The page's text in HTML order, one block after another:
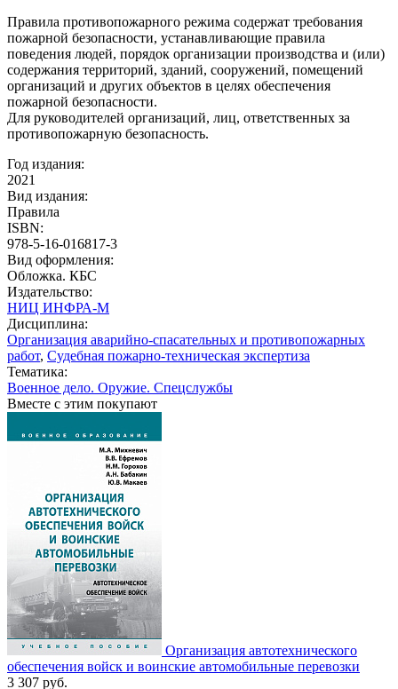
Правила противопожарного режима содержат требования
пожарной безопасности, устанавливающие правила
поведения людей, порядок организации производства и (или)
содержания территорий, зданий, сооружений, помещений
организаций и других объектов в целях обеспечения
пожарной безопасности.
Для руководителей организаций, лиц, ответственных за
противопожарную безопасность.
Год издания:
2021
Вид издания:
Правила
ISBN:
978-5-16-016817-3
Вид оформления:
Обложка. КБС
Издательство:
НИЦ ИНФРА-М
Дисциплина:
Организация аварийно-спасательных и противопожарных
работ, Судебная пожарно-техническая экспертиза
Тематика:
Военное дело. Оружие. Спецслужбы
Вместе с этим покупают
Организация автотехнического
обеспечения войск и воинские автомобильные перевозки
3 307 руб.